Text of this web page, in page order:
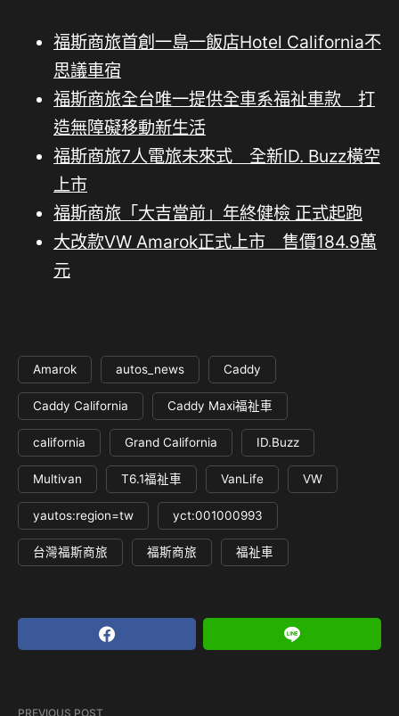
福斯商旅首創一島一飯店Hotel California不
思議車宿
福斯商旅全台唯一提供全車系福祉車款 打
造無障礙移動新生活
福斯商旅7人電旅未來式 全新ID. Buzz橫空
上市
福斯商旅「大吉當前」年終健檢 正式起跑
大改款VW Amarok正式上市 售價184.9萬
元
Amarok autos_news Caddy
Caddy California Caddy Maxi福祉車
california Grand California ID.Buzz
Multivan T6.1福祉車 VanLife VW
yautos:region=tw yct:001000993
台灣福斯商旅 福斯商旅 福祉車
PREVIOUS POST